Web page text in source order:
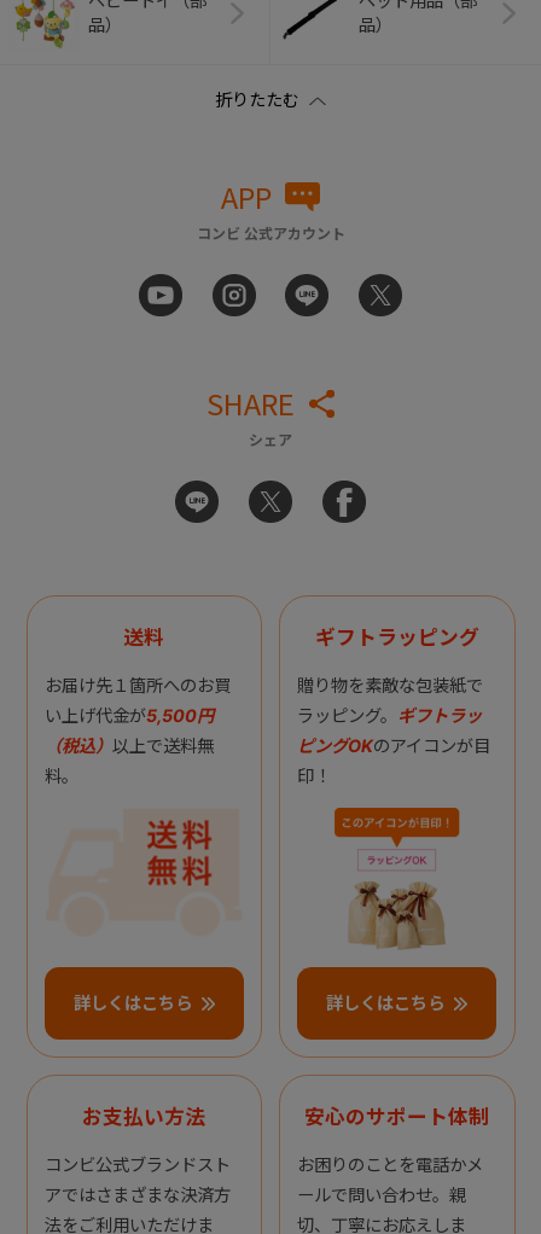
品）
品）
APP
コンビ 公式アカウント
SHARE
シェア
送料
お届け先１箇所へのお買
い上げ代金が5,500円
（税込） 以上で送料無
料。
詳しくはこちら
ギフトラッピング
贈り物を素敵な包装紙で
ラッピング。 ギフトラッ
ピングOKのアイコンが目
印！
詳しくはこちら
お支払い方法
コンビ公式ブランドスト
アではさまざまな決済方
法をご利用いただけま
安心のサポート体制
お困りのことを電話かメ
ールで問い合わせ。親
切、丁寧にお応えしま